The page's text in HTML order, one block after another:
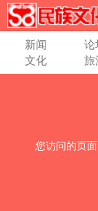
新闻 论
文化
旅
您访问的页